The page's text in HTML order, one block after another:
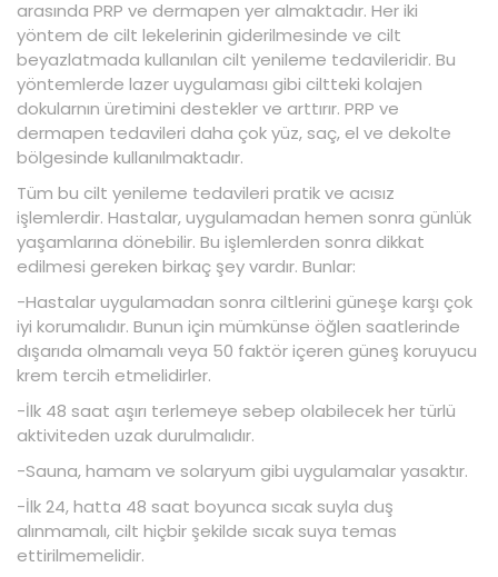
arasında PRP ve dermapen yer almaktadır. Her iki
yöntem de cilt lekelerinin giderilmesinde ve cilt
beyazlatmada kullanılan cilt yenileme tedavileridir. Bu
yöntemlerde lazer uygulaması gibi ciltteki kolajen
dokularnın üretimini destekler ve arttırır. PRP ve
dermapen tedavileri daha çok yüz, saç, el ve dekolte
bölgesinde kullanılmaktadır.
Tüm bu cilt yenileme tedavileri pratik ve acısız
işlemlerdir. Hastalar, uygulamadan hemen sonra günlük
yaşamlarına dönebilir. Bu işlemlerden sonra dikkat
edilmesi gereken birkaç şey vardır. Bunlar:
-Hastalar uygulamadan sonra ciltlerini güneşe karşı çok
iyi korumalıdır. Bunun için mümkünse öğlen saatlerinde
dışarıda olmamalı veya 50 faktör içeren güneş koruyucu
krem tercih etmelidirler.
-İlk 48 saat aşırı terlemeye sebep olabilecek her türlü
aktiviteden uzak durulmalıdır.
-Sauna, hamam ve solaryum gibi uygulamalar yasaktır.
-İlk 24, hatta 48 saat boyunca sıcak suyla duş
alınmamalı, cilt hiçbir şekilde sıcak suya temas
ettirilmemelidir.